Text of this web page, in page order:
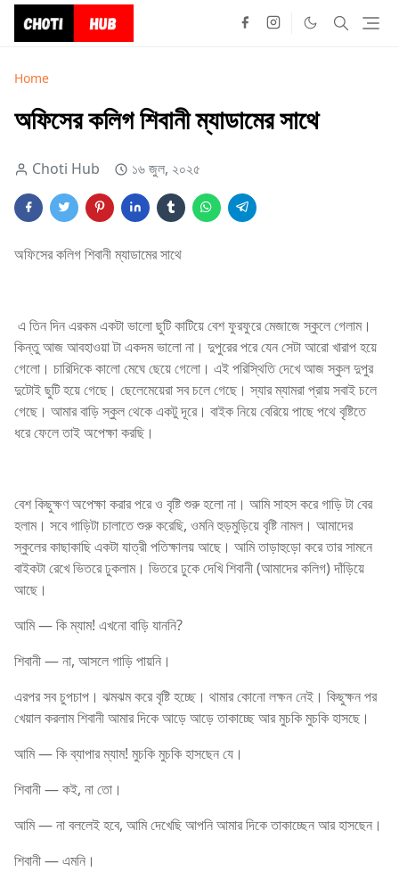
Home
অফিসের কলিগ শিবানী ম্যাডামের সাথে
Choti Hub ১৬ জুল, ২০২৫
অফিসের কলিগ শিবানী ম্যাডামের সাথে
এ তিন দিন এরকম একটা ভালো ছুটি কাটিয়ে বেশ ফুরফুরে মেজাজে স্কুলে গেলাম।
কিন্তু আজ আবহাওয়া টা একদম ভালো না। দুপুরের পরে যেন সেটা আরো খারাপ হয়ে
গেলো। চারিদিকে কালো মেঘে ছেয়ে গেলো। এই পরিস্থিতি দেখে আজ স্কুল দুপুর
দুটোই ছুটি হয়ে গেছে। ছেলেমেয়েরা সব চলে গেছে। স্যার ম্যামরা প্রায় সবাই চলে
গেছে। আমার বাড়ি স্কুল থেকে একটু দূরে। বাইক নিয়ে বেরিয়ে পাছে পথে বৃষ্টিতে
ধরে ফেলে তাই অপেক্ষা করছি।
বেশ কিছুক্ষণ অপেক্ষা করার পরে ও বৃষ্টি শুরু হলো না। আমি সাহস করে গাড়ি টা বের
হলাম। সবে গাড়িটা চালাতে শুরু করেছি, ওমনি হুড়মুড়িয়ে বৃষ্টি নামল। আমাদের
স্কুলের কাছাকাছি একটা যাত্রী পতিক্ষালয় আছে। আমি তাড়াহুড়ো করে তার সামনে
বাইকটা রেখে ভিতরে ঢুকলাম। ভিতরে ঢুকে দেখি শিবানী (আমাদের কলিগ) দাঁড়িয়ে
আছে।
আমি — কি ম্যাম! এখনো বাড়ি যাননি?
শিবানী — না, আসলে গাড়ি পায়নি।
এরপর সব চুপচাপ। ঝমঝম করে বৃষ্টি হচ্ছে। থামার কোনো লক্ষন নেই। কিছুক্ষন পর
খেয়াল করলাম শিবানী আমার দিকে আড়ে আড়ে তাকাচ্ছে আর মুচকি মুচকি হাসছে।
আমি — কি ব্যাপার ম্যাম! মুচকি মুচকি হাসছেন যে।
শিবানী — কই, না তো।
আমি — না বললেই হবে, আমি দেখেছি আপনি আমার দিকে তাকাচ্ছেন আর হাসছেন।
শিবানী — এমনি।